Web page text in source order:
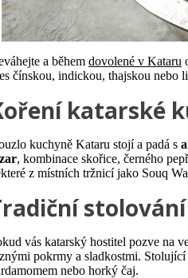
a během dovolené v Kataru
čínskou, indickou, thajskou nebo
katarské
kuchyně Kataru stojí a padá s
, kombinace skořice, černého
z místních tržnicí jako Souq
vás katarský hostitel pozve na
pokrmy a sladkostmi.
nebo horký čaj.